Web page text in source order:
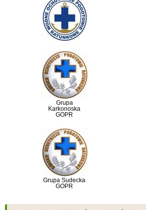
Grupa
Karkonoska
GOPR
Grupa Sudecka
GOPR